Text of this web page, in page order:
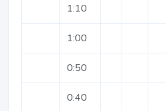
1:10
1:00
0:50
0:40